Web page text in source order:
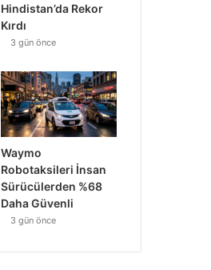
Hindistan’da Rekor
Kırdı
3 gün önce
Waymo
Robotaksileri İnsan
Sürücülerden %68
Daha Güvenli
3 gün önce